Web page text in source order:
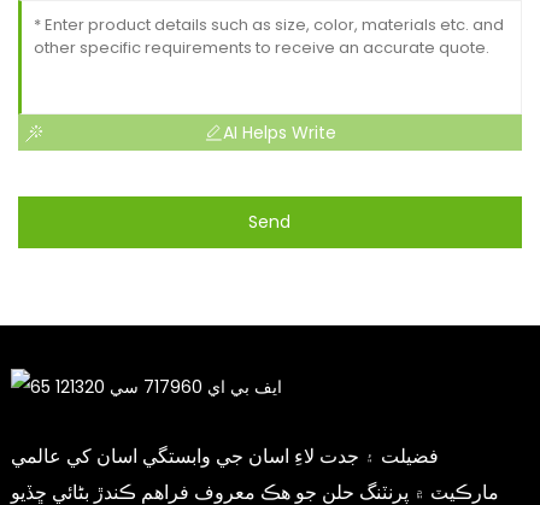
AI Helps Write
Send
فضيلت ۽ جدت لاءِ اسان جي وابستگي اسان کي عالمي
مارڪيٽ ۾ پرنٽنگ حلن جو هڪ معروف فراهم ڪندڙ بڻائي ڇڏيو